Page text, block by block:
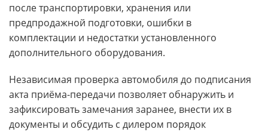
после транспортировки, хранения или
предпродажной подготовки, ошибки в
комплектации и недостатки установленного
дополнительного оборудования.
Независимая проверка автомобиля до подписания
акта приёма-передачи позволяет обнаружить и
зафиксировать замечания заранее, внести их в
документы и обсудить с дилером порядок